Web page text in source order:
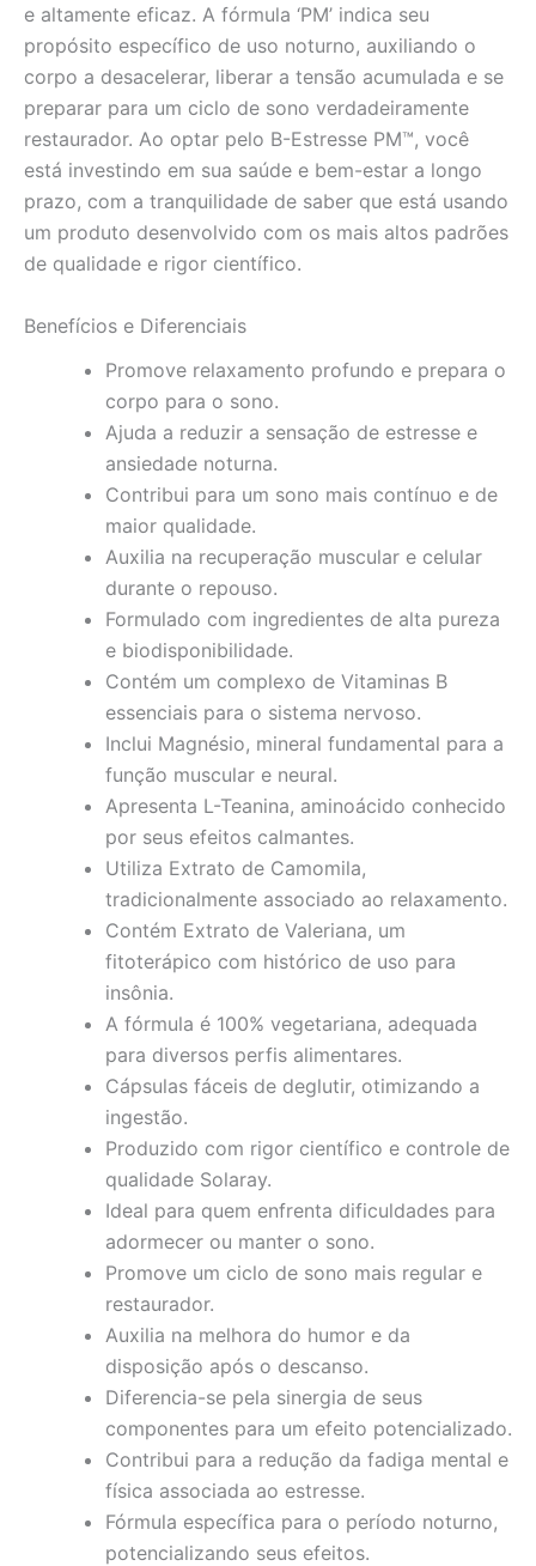
e altamente eficaz. A fórmula ‘PM’ indica seu
propósito específico de uso noturno, auxiliando o
corpo a desacelerar, liberar a tensão acumulada e se
preparar para um ciclo de sono verdadeiramente
restaurador. Ao optar pelo B-Estresse PM™, você
está investindo em sua saúde e bem-estar a longo
prazo, com a tranquilidade de saber que está usando
um produto desenvolvido com os mais altos padrões
de qualidade e rigor científico.
Benefícios e Diferenciais
Promove relaxamento profundo e prepara o
corpo para o sono.
Ajuda a reduzir a sensação de estresse e
ansiedade noturna.
Contribui para um sono mais contínuo e de
maior qualidade.
Auxilia na recuperação muscular e celular
durante o repouso.
Formulado com ingredientes de alta pureza
e biodisponibilidade.
Contém um complexo de Vitaminas B
essenciais para o sistema nervoso.
Inclui Magnésio, mineral fundamental para a
função muscular e neural.
Apresenta L-Teanina, aminoácido conhecido
por seus efeitos calmantes.
Utiliza Extrato de Camomila,
tradicionalmente associado ao relaxamento.
Contém Extrato de Valeriana, um
fitoterápico com histórico de uso para
insônia.
A fórmula é 100% vegetariana, adequada
para diversos perfis alimentares.
Cápsulas fáceis de deglutir, otimizando a
ingestão.
Produzido com rigor científico e controle de
qualidade Solaray.
Ideal para quem enfrenta dificuldades para
adormecer ou manter o sono.
Promove um ciclo de sono mais regular e
restaurador.
Auxilia na melhora do humor e da
disposição após o descanso.
Diferencia-se pela sinergia de seus
componentes para um efeito potencializado.
Contribui para a redução da fadiga mental e
física associada ao estresse.
Fórmula específica para o período noturno,
potencializando seus efeitos.